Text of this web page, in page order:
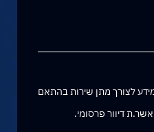
לצורך מתן שירות בהתאם
דיוור פרסומי.